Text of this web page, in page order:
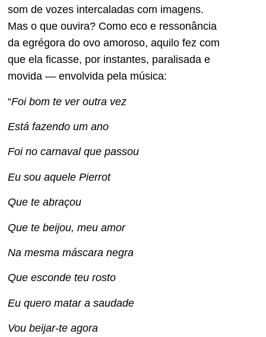
som de vozes intercaladas com imagens.
Mas o que ouvira? Como eco e ressonância
da egrégora do ovo amoroso, aquilo fez com
que ela ficasse, por instantes, paralisada e
movida — envolvida pela música:
“Foi bom te ver outra vez
Está fazendo um ano
Foi no carnaval que passou
Eu sou aquele Pierrot
Que te abraçou
Que te beijou, meu amor
Na mesma máscara negra
Que esconde teu rosto
Eu quero matar a saudade
Vou beijar-te agora